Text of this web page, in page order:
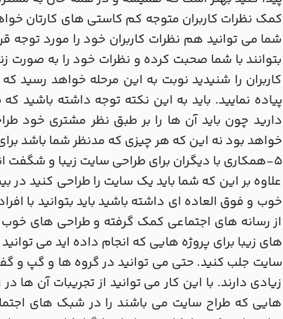
کمک نظرات کاربران متوجه کم کاستی های کارتان
شما می توانید هم نظرات کاربران خود را مورد توجه
بتوانند با شما صحبت کرده و نظرات خود را به صورت
کاربران را شنیدید نوبت به این مرحله خواهد رسید
پیاده نمایید. باید به این نکته توجه داشته
دارید چون باید آن ها را بر طبق نظر مشتری خود
خواهد بود نه این که هر چیزی که مدنظر شما باشد
5-همکاری با دیگران برای طراحی سایت زیبا و شگفت انگیز
علاوه بر این که شما باید یک سایت را طراحی کنید
خوب و فوق العاده ای داشته باشید باید بتوانید با
از رسانه های اجتماعی کمک گرفته و طراحی های خوب
های زیبا برای پروژه هایی که انجام داده اید می
سایت جلب کنید. حتی می توانید در گروه ها و گپ و
زیادی دارند. با این کار می توانید از تجریبات آن ها
هایی که طراح سایت می باشند را در شبک های